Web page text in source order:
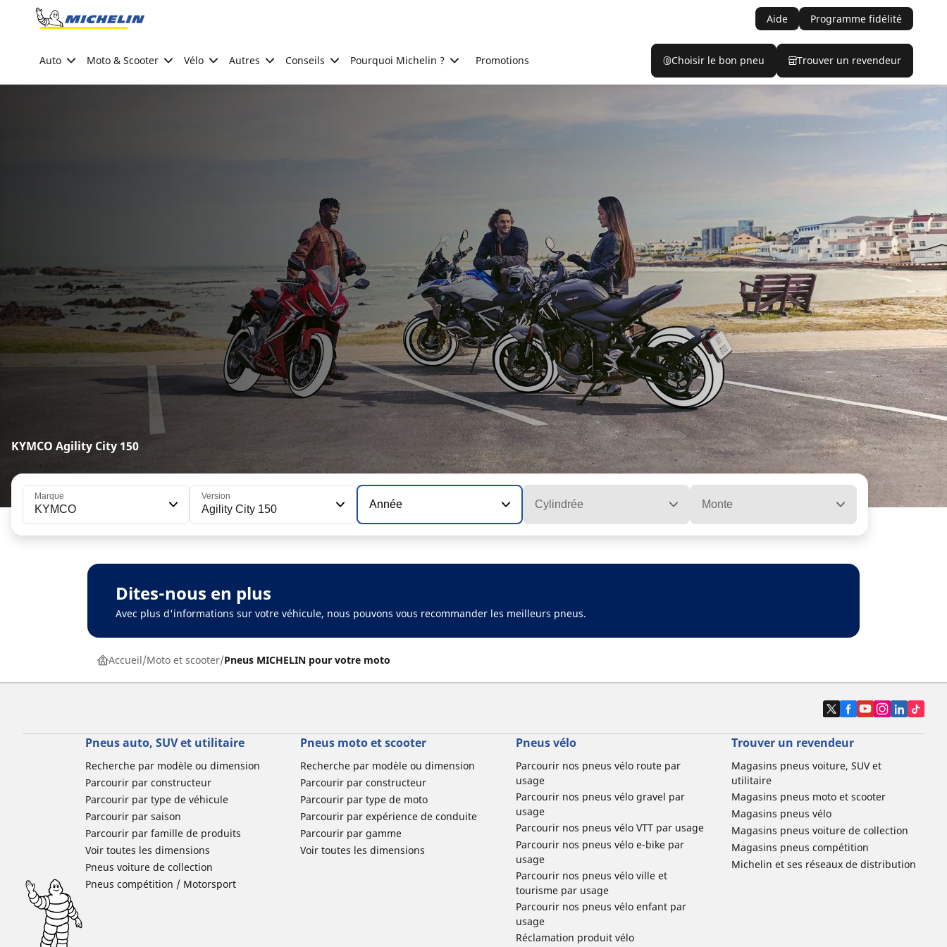
Go to page content
Aide Programme fidélité
Auto Moto & Scooter Vélo Autres Conseils Pourquoi Michelin ? Promotions Choisir le bon pneu Trouver un revendeur
KYMCO Agility City 150
Marque
KYMCO
Version
Agility City 150 Année Cylindrée Monte
Dites-nous en plus
Avec plus d'informations sur votre véhicule, nous pouvons vous recommander les meilleurs pneus.
Accueil Moto et scooter Pneus MICHELIN pour votre moto
Pneus auto, SUV et utilitaire
Recherche par modèle ou dimension
Parcourir par constructeur
Parcourir par type de véhicule
Parcourir par saison
Parcourir par famille de produits
Voir toutes les dimensions
Pneus voiture de collection
Pneus compétition / Motorsport
Pneus moto et scooter
Recherche par modèle ou dimension
Parcourir par constructeur
Parcourir par type de moto
Parcourir par expérience de conduite
Parcourir par gamme
Voir toutes les dimensions
Pneus vélo
Parcourir nos pneus vélo route par
usage
Parcourir nos pneus vélo gravel par
usage
Parcourir nos pneus vélo VTT par usage
Parcourir nos pneus vélo e-bike par
usage
Parcourir nos pneus vélo ville et
tourisme par usage
Parcourir nos pneus vélo enfant par
usage
Réclamation produit vélo
Trouver un revendeur
Magasins pneus voiture, SUV et
utilitaire
Magasins pneus moto et scooter
Magasins pneus vélo
Magasins pneus voiture de collection
Magasins pneus compétition
Michelin et ses réseaux de distribution